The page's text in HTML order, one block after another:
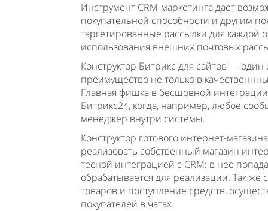
Инструмент CRM-маркетинга дает
покупательной способности и другим
таргетированные рассылки для каждой
использования внешних почтовых
Конструктор Битрикс для сайтов —
преимущество не только в
Главная фишка в бесшовной
Битрикс24, когда, например, любое
менеджер внутри системы.
Конструктор готового интернет-
реализовать собственный магазин
тесной интеграцией с CRM: в нее
обрабатывается для реализации. Так
товаров и поступление средств,
покупателей в чатах.